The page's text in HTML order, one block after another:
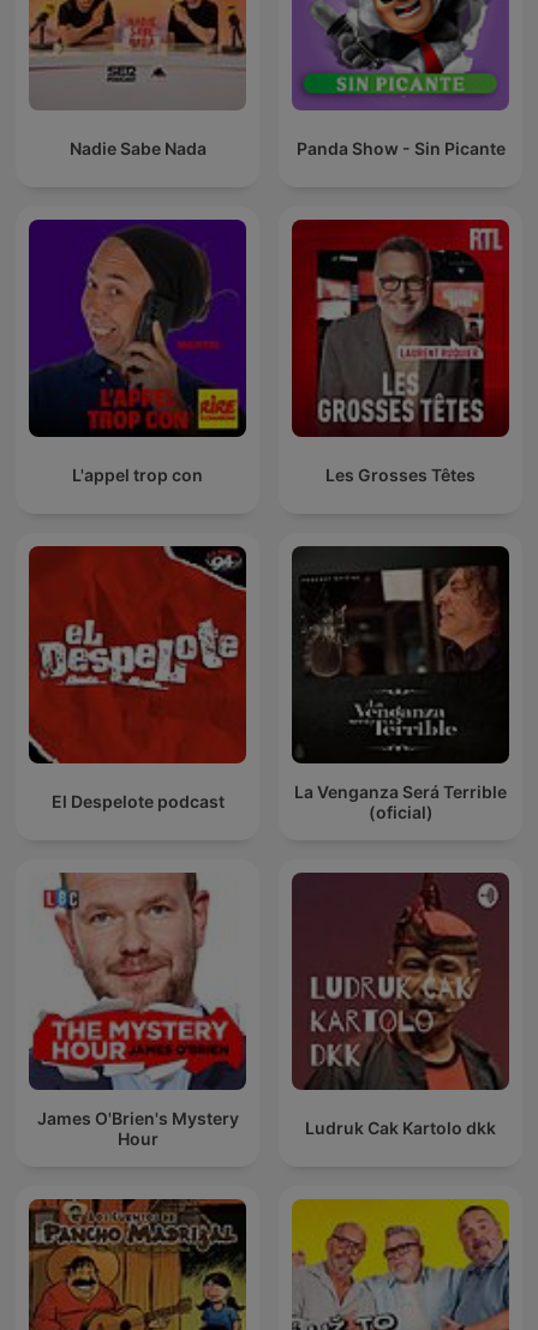
Nadie Sabe Nada Panda Show - Sin Picante
L'appel trop con Les Grosses Têtes
El Despelote podcast
La Venganza Será Terrible
(oficial)
James O'Brien's Mystery
Hour
Ludruk Cak Kartolo dkk